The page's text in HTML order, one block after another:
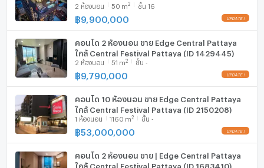
2 ห้องนอน 50 m2 ชั้น 16
฿9,900,000
คอนโด 2 ห้องนอน ขาย Edge Central Pattaya
ใกล้ Central Festival Pattaya (ID 1429445)
2 ห้องนอน 51 m2 ชั้น -
฿9,790,000
คอนโด 10 ห้องนอน ขาย Edge Central Pattaya
ใกล้ Central Festival Pattaya (ID 2150208)
1 ห้องนอน 1160 m2 ชั้น -
฿53,000,000
คอนโด 2 ห้องนอน ขาย | Edge Central Pattaya
ใกล้ Central Festival Pattaya (ID 1683410)